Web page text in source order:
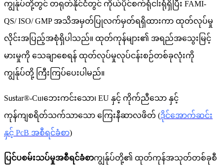
ကျွန်ုပ်တို့တွင် တရုတ်နိုင်ငံတွင် ကိုယ်ပိုင်စက်ရုံငါးရုံရှိပြီး FAMI-
QS/ ISO/ GMP အသိအမှတ်ပြုလက်မှတ်ရရှိထားကာ ထုတ်လုပ်မှု
လိုင်းအပြည့်အစုံရှိပါသည်။ ထုတ်ကုန်များ၏ အရည်အသွေးမြင့်
မားမှုကို သေချာစေရန် ထုတ်လုပ်မှုလုပ်ငန်းစဉ်တစ်ခုလုံးကို
ကျွန်ုပ်တို့ ကြီးကြပ်ပေးပါမည်။
Sustar®-Cu၊ဘေးကင်းသော၊ EU နှင့် ကိုက်ညီသော နှင့်
ကုန်ကျစရိတ်သက်သာသော ကြေးနီဆာလဖိတ် (ဒိုင်အောက်ဆင်း
နှင့် PcB အစီရင်ခံစာ)
ပြင်ပစမ်းသပ်မှုအစီရင်ခံစာကျွန်ုပ်တို့၏ ထုတ်ကုန်အသုတ်တစ်ခုစီ